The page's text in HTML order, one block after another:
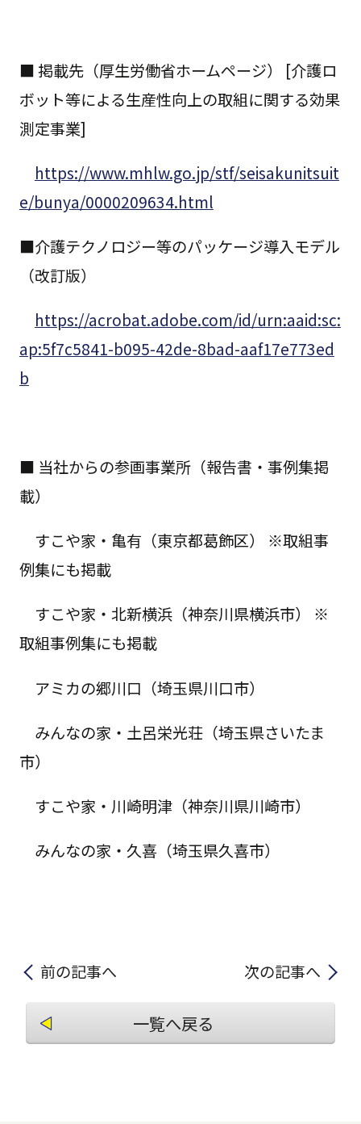
■ 掲載先（厚生労働省ホームページ） [介護ロ
ボット等による生産性向上の取組に関する効果
測定事業]
https://www.mhlw.go.jp/stf/seisakunitsuit
e/bunya/0000209634.html
■介護テクノロジー等のパッケージ導入モデル
（改訂版）
https://acrobat.adobe.com/id/urn:aaid:sc:
ap:5f7c5841-b095-42de-8bad-aaf17e773ed
b
■ 当社からの参画事業所（報告書・事例集掲
載）
すこや家・亀有（東京都葛飾区） ※取組事
例集にも掲載
すこや家・北新横浜（神奈川県横浜市） ※
取組事例集にも掲載
アミカの郷川口（埼玉県川口市）
みんなの家・土呂栄光荘（埼玉県さいたま
市）
すこや家・川崎明津（神奈川県川崎市）
みんなの家・久喜（埼玉県久喜市）
前の記事へ 次の記事へ
一覧へ戻る